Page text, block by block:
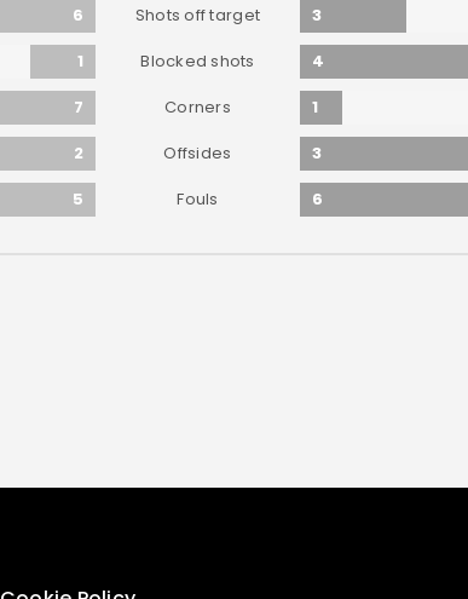
6
Shots off target
3
1
Blocked shots
4
7
Corners
1
2
Offsides
3
5
Fouls 6